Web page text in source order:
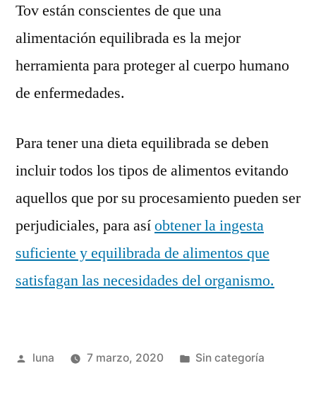
Tov están conscientes de que una
alimentación equilibrada es la mejor
herramienta para proteger al cuerpo humano
de enfermedades.
Para tener una dieta equilibrada se deben
incluir todos los tipos de alimentos evitando
aquellos que por su procesamiento pueden ser
perjudiciales, para asíobtener la ingesta
suficiente y equilibrada de alimentos que
satisfagan las necesidades del organismo.
Publicado
luna 7 marzo, 2020
Publicada
Sin categoría